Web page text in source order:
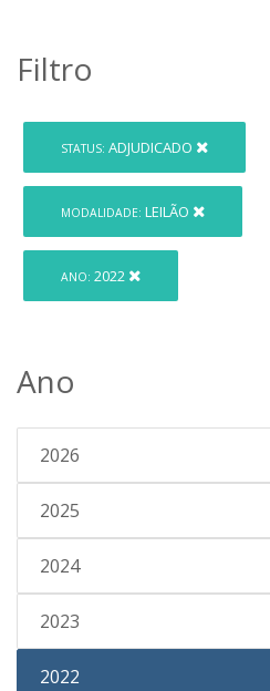
Filtro
STATUS: ADJUDICADO
MODALIDADE: LEILÃO
ANO: 2022
Ano
2026
2025
2024
2023
2022